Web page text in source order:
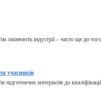
змінюють індустрії – часто ще до
учасників
матеріалів до